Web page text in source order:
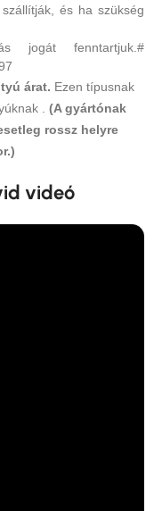
és ha szükség
jogát fenntartjuk.#
árat. Ezen típusnak
. (A gyártónak
rossz helyre
videó